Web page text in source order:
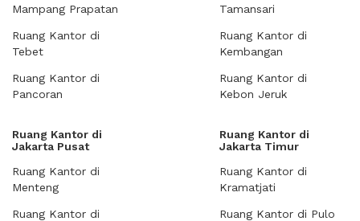
Mampang Prapatan
Ruang Kantor di
Tebet
Ruang Kantor di
Pancoran
Tamansari
Ruang Kantor di
Kembangan
Ruang Kantor di
Kebon Jeruk
Ruang Kantor di
Jakarta Pusat
Ruang Kantor di
Menteng
Ruang Kantor di
Ruang Kantor di
Jakarta Timur
Ruang Kantor di
Kramatjati
Ruang Kantor di Pulo